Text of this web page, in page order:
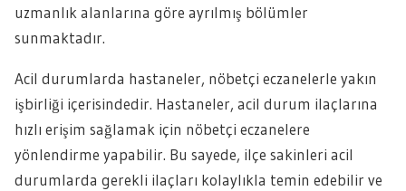
uzmanlık alanlarına göre ayrılmış bölümler
sunmaktadır.
Acil durumlarda hastaneler, nöbetçi eczanelerle yakın
işbirliği içerisindedir. Hastaneler, acil durum ilaçlarına
hızlı erişim sağlamak için nöbetçi eczanelere
yönlendirme yapabilir. Bu sayede, ilçe sakinleri acil
durumlarda gerekli ilaçları kolaylıkla temin edebilir ve